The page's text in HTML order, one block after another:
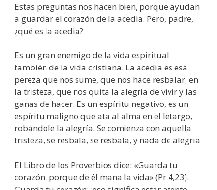
Estas preguntas nos hacen bien, porque ayudan
a guardar el corazón de la acedia. Pero, padre,
¿qué es la acedia?
Es un gran enemigo de la vida espiritual,
también de la vida cristiana. La acedia es esa
pereza que nos sume, que nos hace resbalar, en
la tristeza, que nos quita la alegría de vivir y las
ganas de hacer. Es un espíritu negativo, es un
espíritu maligno que ata al alma en el letargo,
robándole la alegría. Se comienza con aquella
tristeza, se resbala, se resbala, y nada de alegría.
El Libro de los Proverbios dice: «Guarda tu
corazón, porque de él mana la vida» (Pr 4,23).